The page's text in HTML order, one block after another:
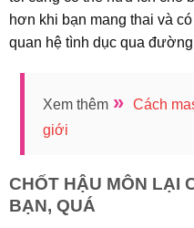
hơn khi bạn mang thai và
quan hệ tình dục qua
Xem thêm » Cách
giới
CHỐT HẬU MÔN LẠI
BẠN, QUÁ